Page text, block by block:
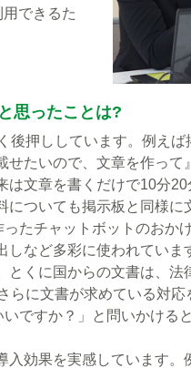
できるた
思ったことは?
押ししています。例え
たいので、文章を作っ
文章を書くだけで10分
ついても掲示板と同様
たチャットボットのおか
など多彩に使われていま
くに国からの文書は、
に文書が求めている対
ですか？」と問いかける
効果を実感しています